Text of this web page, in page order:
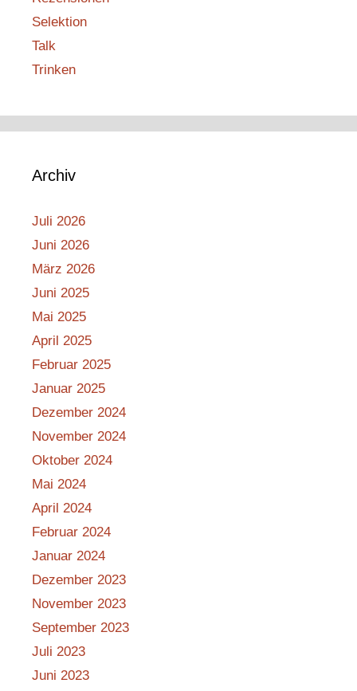
Selektion
Talk
Trinken
Archiv
Juli 2026
Juni 2026
März 2026
Juni 2025
Mai 2025
April 2025
Februar 2025
Januar 2025
Dezember 2024
November 2024
Oktober 2024
Mai 2024
April 2024
Februar 2024
Januar 2024
Dezember 2023
November 2023
September 2023
Juli 2023
Juni 2023